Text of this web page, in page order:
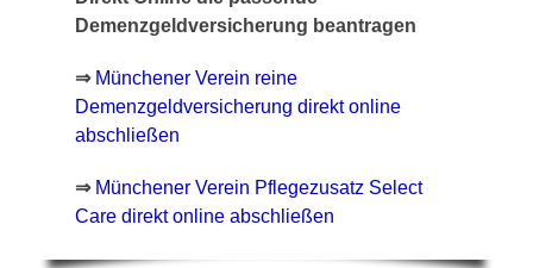
Demenzgeldversicherung beantragen
⇒ Münchener Verein reine
Demenzgeldversicherung direkt online
abschließen
⇒ Münchener Verein Pflegezusatz Select
Care direkt online abschließen